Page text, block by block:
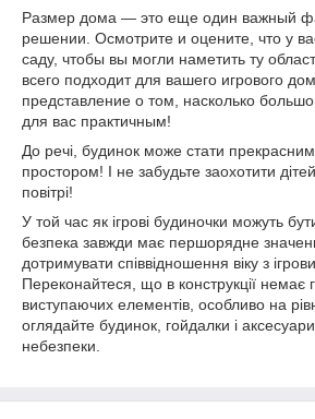
Размер дома — это еще один важный
решении. Осмотрите и оцените, что у
саду, чтобы вы могли наметить ту
всего подходит для вашего игрового
представление о том, насколько
для вас практичным!
До речі, будинок може стати прекрасним
простором! І не забудьте заохотити
повітрі!
У той час як ігрові будиночки можуть
безпека завжди має першорядне
дотримувати співвідношення віку з
Переконайтеся, що в конструкції немає
виступаючих елементів, особливо на
оглядайте будинок, гойдалки і
небезпеки.